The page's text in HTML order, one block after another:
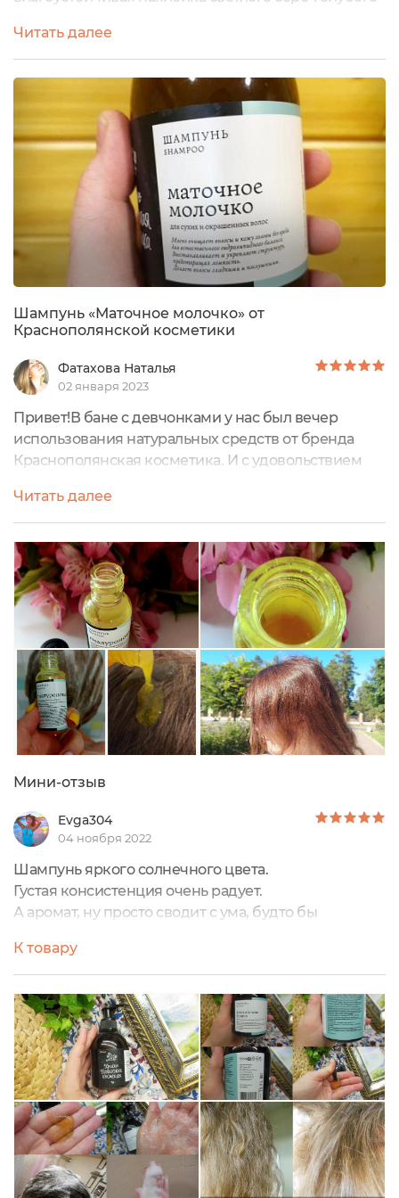
этикетки выполнен в стиле минимализма,
нарисованы горы.Сбоку на влагоустойчивой
наклейке напечатаны следующие значки: 100%
GREEN ENERGY (зелёная энергия)SELF PLANTED
INGREDIENTS Не тестируется на животных.Значок
VEGAN, обозначающий,...
Читать далее
Шампунь «Маточное молочко» от
Краснополянской косметики
Фатахова Наталья
02 января 2023
Привет!В бане с девчонками у нас был вечер
использования натуральных средств от бренда
Краснополянская косметика. И с удовольствием
волос «Маточное молочко».Мне понравилась
упаковка – это затемненное стекло с нажимным
дозатором. Плюсы такой тары – лучшее сохранение
полезных свойств компонентов состава. И
затемненное стекло защищает от солнечных лучей.
Минус...
Читать далее
Мини-отзыв
Evga304
04 ноября 2022
Шампунь яркого солнечного цвета.
Густая консистенция очень радует.
А аромат, ну просто сводит с ума, будто бы
PH - 4.5 — 5.0
Пена образуется достаточно плотная и мягкая.
Аромат просто крышесносный, леденящий,
позитивный!
На этапе смывания нет ощущения запутывания
волос. Даже дочке он подошёл.
Шампунь бережно очищает кожу головы и волосы,
не пересушивая их, оставляя липидный слой кожи
головы целостным, а стержень волоса гладким!
После высыхания естественным путем, волосы
становятся действительно более гладкими,
К товару